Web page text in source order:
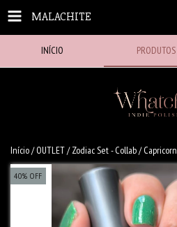
MALACHITE
INÍCIO PRODUTOS
Início/ OUTLET/ Zodiac Set - Collab/ Capricorn
40% OFF